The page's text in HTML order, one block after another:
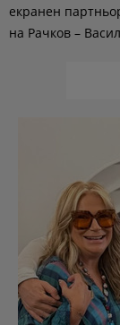
екранен
на Рачков –